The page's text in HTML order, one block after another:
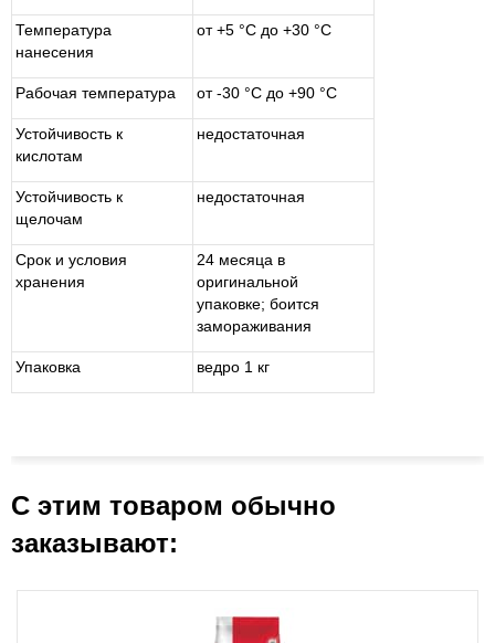
Температура
нанесения
от +5 °С до +30 °С
Рабочая температура от -30 °C до +90 °C
Устойчивость к
кислотам
недостаточная
Устойчивость к
щелочам
недостаточная
Срок и условия
хранения
24 месяца в
оригинальной
упаковке; боится
замораживания
Упаковка ведро 1 кг
С этим товаром обычно
заказывают: